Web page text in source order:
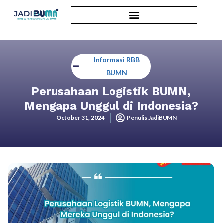
Informasi RBB
BUMN
Perusahaan Logistik BUMN,
Mengapa Unggul di Indonesia?
October 31, 2024 Penulis JadiBUMN